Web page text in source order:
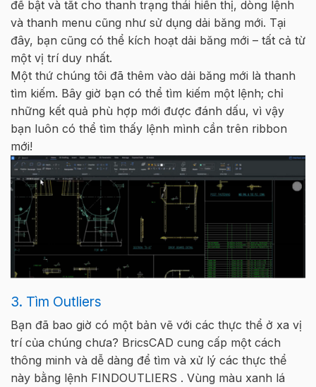
để bật và tắt cho thanh trạng thái hiển thị, dòng lệnh
và thanh menu cũng như sử dụng dải băng mới. Tại
đây, bạn cũng có thể kích hoạt dải băng mới – tất cả từ
một vị trí duy nhất.
Một thứ chúng tôi đã thêm vào dải băng mới là thanh
tìm kiếm. Bây giờ bạn có thể tìm kiếm một lệnh; chỉ
những kết quả phù hợp mới được đánh dấu, vì vậy
bạn luôn có thể tìm thấy lệnh mình cần trên ribbon
mới!
3. Tìm Outliers
Bạn đã bao giờ có một bản vẽ với các thực thể ở xa vị
trí của chúng chưa? BricsCAD cung cấp một cách
thông minh và dễ dàng để tìm và xử lý các thực thể
này bằng lệnh FINDOUTLIERS . Vùng màu xanh lá